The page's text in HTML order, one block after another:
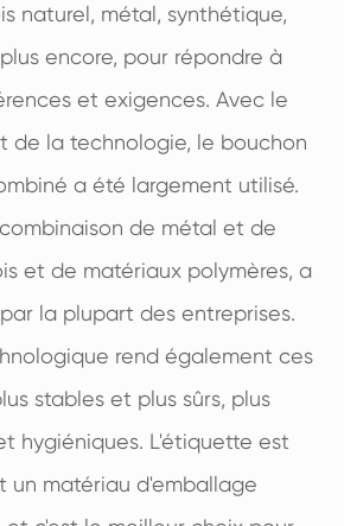
naturel, métal, synthétique,
encore, pour répondre à
et exigences. Avec le
de la technologie, le bouchon
a été largement utilisé.
de métal et de
et de matériaux polymères, a
la plupart des entreprises.
rend également ces
stables et plus sûrs, plus
hygiéniques. L'étiquette est
un matériau d'emballage